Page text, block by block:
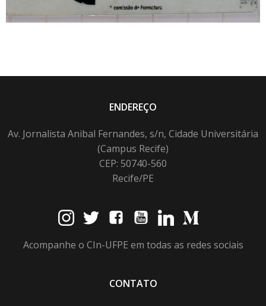
ENDEREÇO
Av. Jornalista Anibal Fernandes, s/n, Cidade Universitária
(Campus Recife)
CEP: 50740-560
Recife/PE
Acompanhe o CIn-UFPE em todas as redes sociais
CONTATO